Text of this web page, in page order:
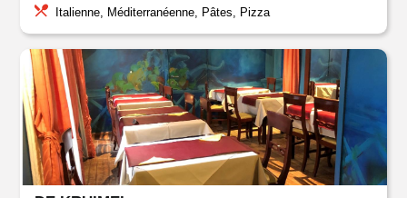
Italienne, Méditerranéenne, Pâtes, Pizza